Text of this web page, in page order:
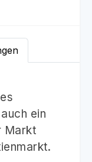
ein
Markt